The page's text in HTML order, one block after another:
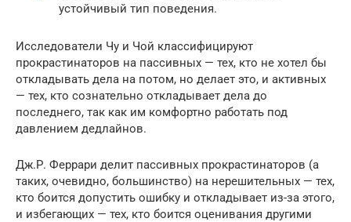
устойчивый тип поведения.
Исследователи Чу и Чой классифицируют
прокрастинаторов на пассивных — тех, кто не хотел бы
откладывать дела на потом, но делает это, и активных
— тех, кто сознательно откладывает дела до
последнего, так как им комфортно работать под
давлением дедлайнов.
Дж.Р. Феррари делит пассивных прокрастинаторов (а
таких, очевидно, большинство) на нерешительных — тех,
кто боится допустить ошибку и откладывает из-за этого,
и избегающих — тех, кто боится оценивания другими